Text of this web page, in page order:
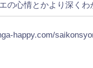
の心情とかより深くわ
happy.com/